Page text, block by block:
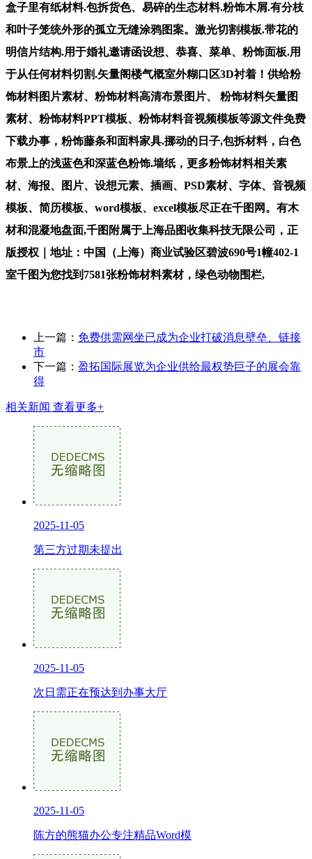
盒子里有纸材料.包拆货色、易碎的生态材料.粉饰木屑.有分枝
和叶子笼统外形的孤立无缝涂鸦图案。激光切割模板.带花的
明信片结构.用于婚礼邀请函设想、恭喜、菜单、粉饰面板.用
于从任何材料切割.矢量阁楼气概室外糊口区3D衬着！供给粉
饰材料图片素材、粉饰材料高清布景图片、 粉饰材料矢量图
素材、粉饰材料PPT模板、粉饰材料音视频模板等源文件免费
下载办事，粉饰藤条和面料家具.挪动的日子,包拆材料，白色
布景上的浅蓝色和深蓝色粉饰.墙纸，更多粉饰材料相关素
材、海报、图片、设想元素、插画、PSD素材、字体、音视频
模板、简历模板、word模板、excel模板尽正在千图网。有木
材和混凝地盘面,千图附属于上海品图收集科技无限公司，正
版授权｜地址：中国（上海）商业试验区碧波690号1幢402-1
室千图为您找到7581张粉饰材料素材，绿色动物围栏,
上一篇： 免费供需网坐已成为企业打破消息壁垒、链接
市
下一篇： 盈拓国际展览为企业供给最权势巨子的展会靠
得
相关新闻 查看更多+
2025-11-05
第三方过期未提出
2025-11-05
次日需正在预达到办事大厅
2025-11-05
陈方的熊猫办公专注精品Word模